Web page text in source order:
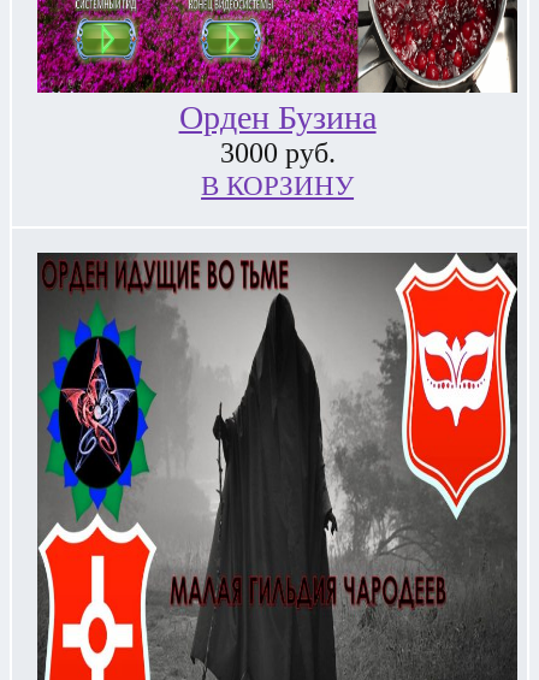
Орден Бузина
3000 руб.
В КОРЗИНУ